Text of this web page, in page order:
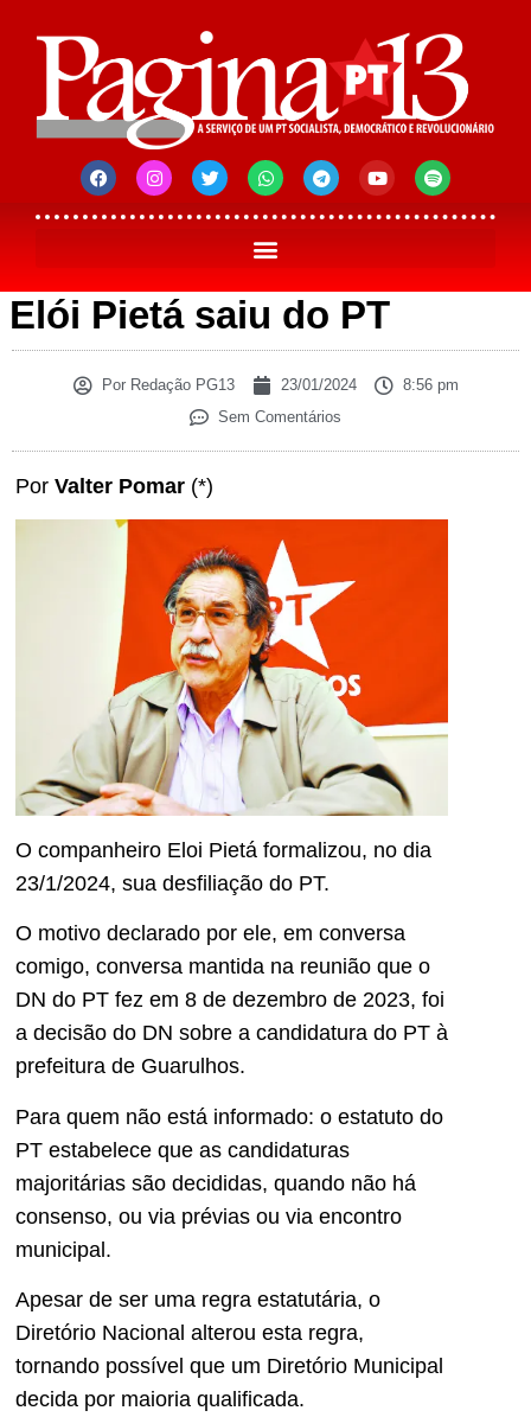
Elói Pietá saiu do PT
PorRedação PG13 23/01/2024
8:56 pm
Sem Comentários
Por Valter Pomar (*)
O companheiro Eloi Pietá formalizou, no dia
23/1/2024, sua desfiliação do PT.
O motivo declarado por ele, em conversa
comigo, conversa mantida na reunião que o
DN do PT fez em 8 de dezembro de 2023, foi
a decisão do DN sobre a candidatura do PT à
prefeitura de Guarulhos.
Para quem não está informado: o estatuto do
PT estabelece que as candidaturas
majoritárias são decididas, quando não há
consenso, ou via prévias ou via encontro
municipal.
Apesar de ser uma regra estatutária, o
Diretório Nacional alterou esta regra,
tornando possível que um Diretório Municipal
decida por maioria qualificada.